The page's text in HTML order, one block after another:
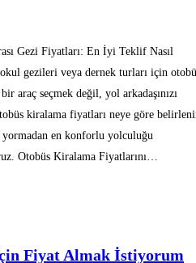
Gezi Fiyatları: En İyi Teklif Nasıl
gezileri veya dernek turları için
araç seçmek değil, yol arkadaşınızı
kiralama fiyatları neye göre
en konforlu yolculuğu
Otobüs Kiralama Fiyatlarını…
İçin Fiyat Almak İstiyorum